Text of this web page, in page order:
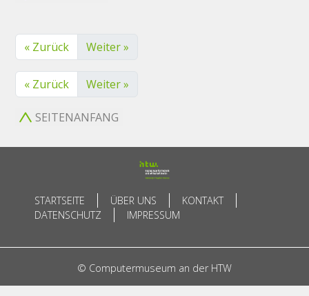
« Zurück Weiter »
« Zurück Weiter »
SEITENANFANG
STARTSEITE ÜBER UNS
KONTAKT
DATENSCHUTZ
IMPRESSUM
© Computermuseum an der HTW